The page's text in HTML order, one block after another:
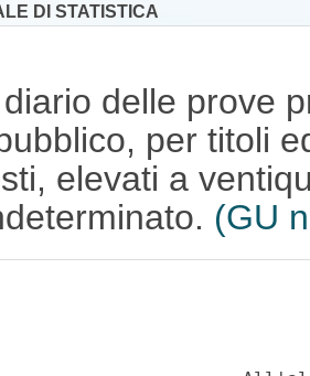
DI STATISTICA
delle prove
per titoli
elevati a
(GU